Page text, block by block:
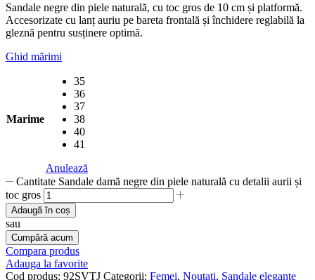
Sandale negre din piele naturală, cu toc gros de 10 cm și platformă.
Accesorizate cu lanț auriu pe bareta frontală și închidere reglabilă la
gleznă pentru susținere optimă.
Ghid mărimi
Marime
35
36
37
38
40
41
Anulează
Cantitate Sandale damă negre din piele naturală cu detalii aurii și
toc gros
Adaugă în coș
sau
Cumpără acum
Compara produs
Adauga la favorite
Cod produs: 92SVTJ Categorii: Femei, Noutati, Sandale elegante